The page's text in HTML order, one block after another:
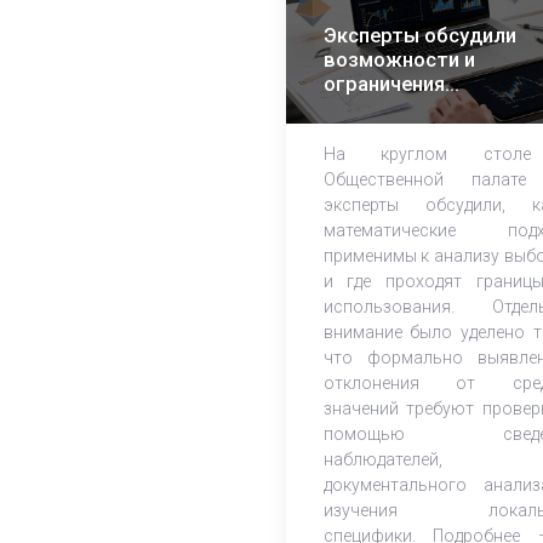
Эксперты обсудили
возможности и
ограничения
математического
кампаний
На круглом
Общественной
эксперты обсудили,
математические
применимы к анализу
и где проходят
использования.
внимание было уделено
что формально
отклонения от
значений требуют
помощью
наблюдателей,
документального
изучения
специфики.